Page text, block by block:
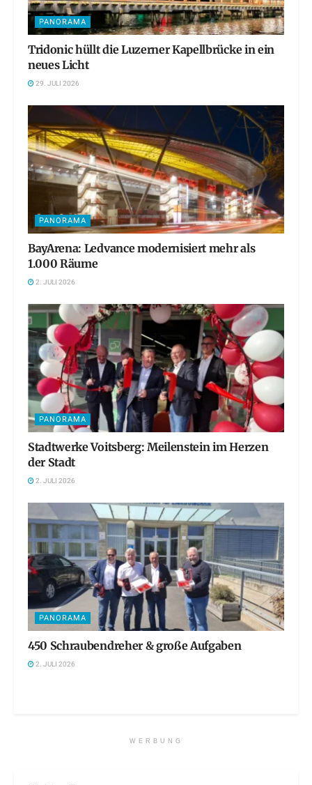
PANORAMA
Tridonic hüllt die Luzerner Kapellbrücke in ein
neues Licht
29. JULI 2026
PANORAMA
BayArena: Ledvance modernisiert mehr als
1.000 Räume
2. JULI 2026
PANORAMA
Stadtwerke Voitsberg: Meilenstein im Herzen
der Stadt
2. JULI 2026
PANORAMA
450 Schraubendreher & große Aufgaben
2. JULI 2026
WERBUNG